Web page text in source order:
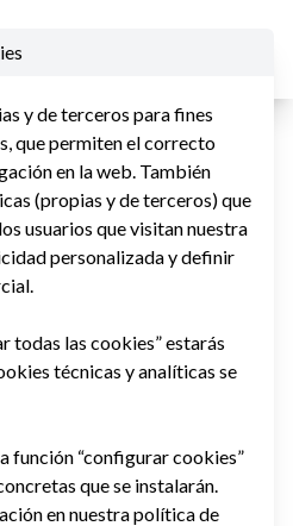
2.1
2024
que sus servicios sean
discapacidad. BOROBIL
cantidad de recursos para
web sea más fácil de
personas con
y de terceros para fines
que permiten el correcto
en la web. También
(propias y de terceros) que
usuarios que visitan nuestra
personalizada y definir
todas las cookies” estarás
técnicas y analíticas se
función “configurar cookies”
que se instalarán.
en nuestrapolítica de